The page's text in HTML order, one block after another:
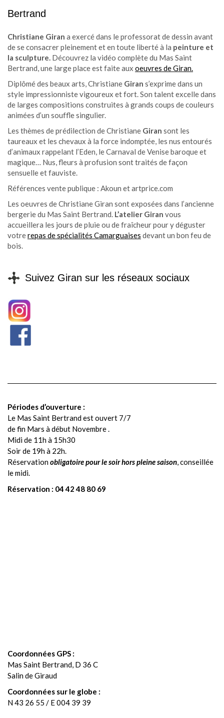
Bertrand
Christiane Giran a exercé dans le professorat de dessin avant
de se consacrer pleinement et en toute liberté à la peinture et
la sculpture. Découvrez la vidéo complète du Mas Saint
Bertrand, une large place est faite aux oeuvres de Giran.
Diplômé des beaux arts, Christiane Giran s’exprime dans un
style impressionniste vigoureux et fort. Son talent excelle dans
de larges compositions construites à grands coups de couleurs
animées d’un souffle singulier.
Les thèmes de prédilection de Christiane Giran sont les
taureaux et les chevaux à la force indomptée, les nus entourés
d’animaux rappelant l’Eden, le Carnaval de Venise baroque et
magique… Nus, fleurs à profusion sont traités de façon
sensuelle et fauviste.
Références vente publique : Akoun et artprice.com
Les oeuvres de Christiane Giran sont exposées dans l’ancienne
bergerie du Mas Saint Bertrand. L’atelier Giran vous
accueillera les jours de pluie ou de fraîcheur pour y déguster
votrerepas de spécialités Camarguaises devant un bon feu de
bois.
Suivez Giran sur les réseaux sociaux
Périodes d’ouverture :
Le Mas Saint Bertrand est ouvert 7/7
de fin Mars à début Novembre.
Midi de 11h à 15h30
Soir de 19h à 22h.
Réservationobligatoire pour le soir hors pleine saison, conseillée
le midi.
Réservation : 04 42 48 80 69
Coordonnées GPS :
Mas Saint Bertrand, D 36 C
Salin de Giraud
Coordonnées sur le globe :
N 43 26 55 / E 004 39 39